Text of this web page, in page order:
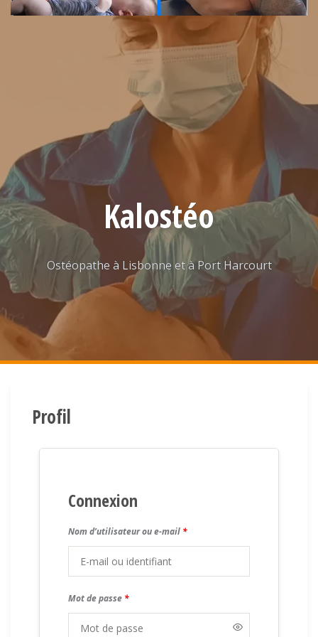
Kalostéo
Ostéopathe à Lisbonne et à Port Harcourt
Profil
Connexion
Nom d’utilisateur ou e-mail *
Mot de passe *